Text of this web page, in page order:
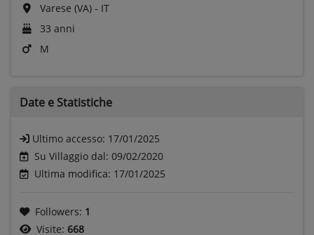
Varese (VA) - IT
33 anni
M
Date e Statistiche
Ultimo accesso: 17/01/2025
Su Villaggio dal: 09/02/2020
Ultima modifica: 17/01/2025
Followers: 1
Visite: 668